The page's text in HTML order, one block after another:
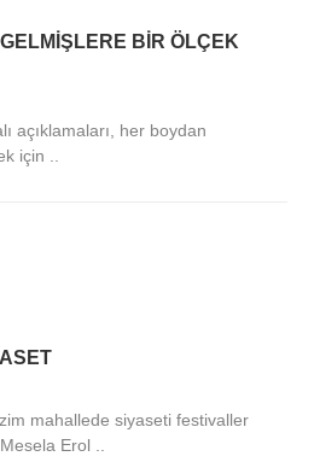
BİR ÖLÇEK
açıklamaları, her boydan
için ..
mahallede siyaseti festivaller
Erol ..